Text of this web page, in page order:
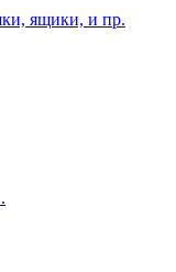
ящики, и пр.